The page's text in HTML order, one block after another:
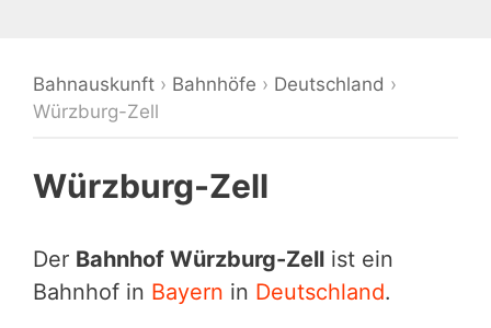
Bahnauskunft › Bahnhöfe › Deutschland ›
Würzburg-Zell
Würzburg-Zell
Der Bahnhof Würzburg-Zell ist ein
Bahnhof in Bayern in Deutschland.